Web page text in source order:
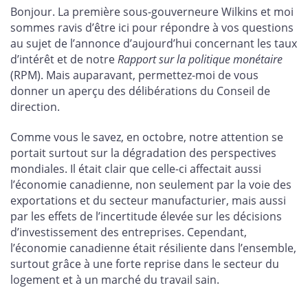
Facebook
X
LinkedIncourriel
Bonjour. La première sous-gouverneure Wilkins et moi
sommes ravis d’être ici pour répondre à vos questions
au sujet de l’annonce d’aujourd’hui concernant les taux
d’intérêt et de notreRapport sur la politique monétaire
(RPM). Mais auparavant, permettez-moi de vous
donner un aperçu des délibérations du Conseil de
direction.
Comme vous le savez, en octobre, notre attention se
portait surtout sur la dégradation des perspectives
mondiales. Il était clair que celle-ci affectait aussi
l’économie canadienne, non seulement par la voie des
exportations et du secteur manufacturier, mais aussi
par les effets de l’incertitude élevée sur les décisions
d’investissement des entreprises. Cependant,
l’économie canadienne était résiliente dans l’ensemble,
surtout grâce à une forte reprise dans le secteur du
logement et à un marché du travail sain.